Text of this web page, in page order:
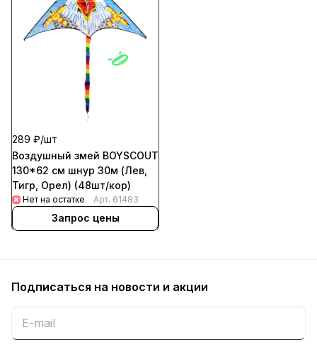
289 ₽/шт
Воздушный змей BOYSCOUT
130*62 см шнур 30м (Лев,
Тигр, Орел) (48шт/кор)
Нет на остатке Арт. 61483
Запрос цены
Подписаться на новости и акции